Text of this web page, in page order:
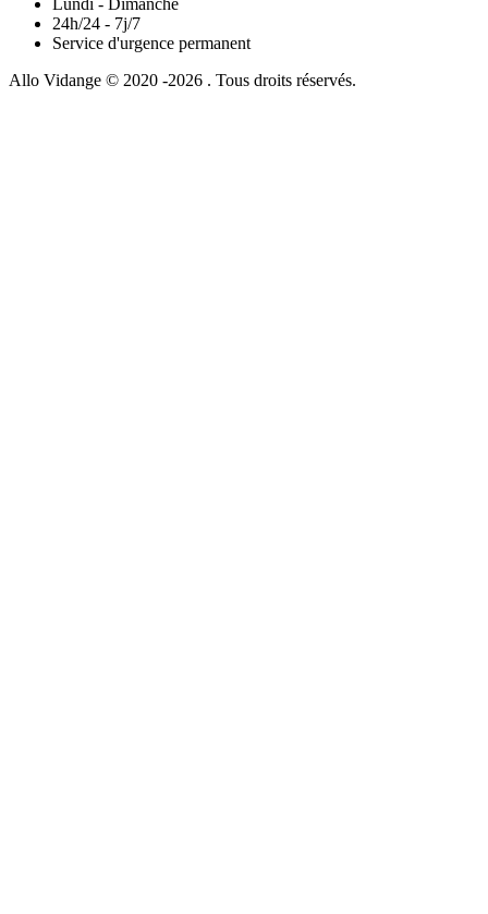
24h/24 - 7j/7
Service d'urgence permanent
Allo Vidange © 2020 -2026 . Tous droits réservés.